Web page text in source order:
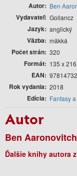
Autor Ben
Vydavateľ Gollancz
Jazyk anglický
Väzba mäkká
Počet strán 320
Formát 135 x
EAN
Rok vydania 2018
Edícia Fantasy
Autor
Ben Aaronovitch
Ďalšie knihy autora